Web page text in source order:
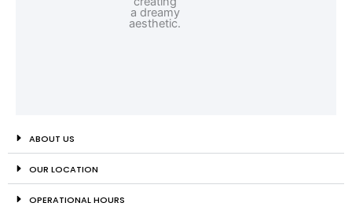
ABOUT US
OUR LOCATION
OPERATIONAL HOURS